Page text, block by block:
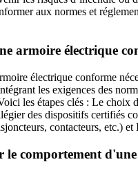
aux normes et
armoire électrique
électrique conforme
les exigences des
les étapes clés : Le choix
des dispositifs certifiés
contacteurs, etc.) et
le comportement